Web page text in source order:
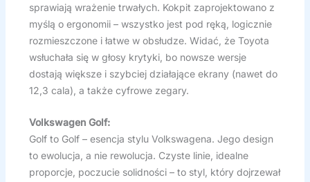
sprawiają wrażenie trwałych. Kokpit zaprojektowano z
myślą o ergonomii – wszystko jest pod ręką, logicznie
rozmieszczone i łatwe w obsłudze. Widać, że Toyota
wsłuchała się w głosy krytyki, bo nowsze wersje
dostają większe i szybciej działające ekrany (nawet do
12,3 cala), a także cyfrowe zegary.
Volkswagen Golf:
Golf to Golf – esencja stylu Volkswagena. Jego design
to ewolucja, a nie rewolucja. Czyste linie, idealne
proporcje, poczucie solidności – to styl, który dojrzewał